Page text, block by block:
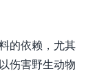
的依赖，尤其
伤害野生动物